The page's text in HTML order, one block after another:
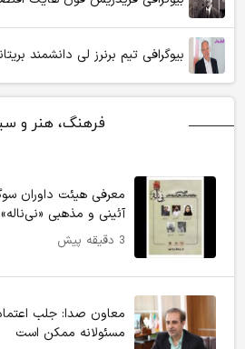
بیوگرافی تیم برنرز لی دانشمند
فرهنگ، هنر و
معرفی هیئت داوران
آئینی و مذهبی «نی‌ناله»
3 دقیقه پیش
معاون صدا: جلب
مسئولانه ممکن است